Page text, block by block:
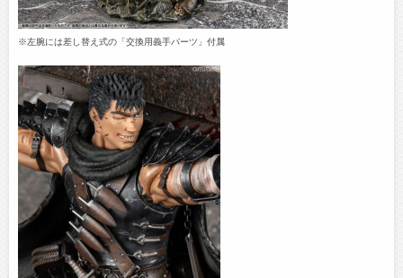
※左腕には差し替え式の「交換用義手パーツ」付属